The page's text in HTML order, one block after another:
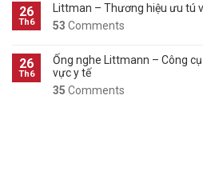
26
Th6
Littman – Thương hiệu ưu tú
53 Comments
26
Th6
Ống nghe Littmann – Công
vực y tế
35 Comments